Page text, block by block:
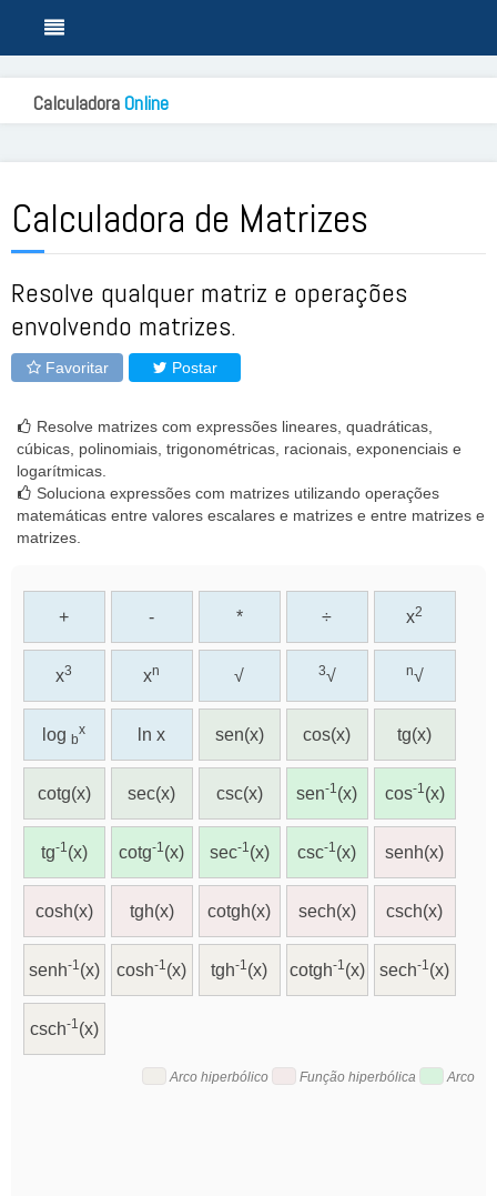
CalculadoraOnline
Calculadora de Matrizes
Resolve qualquer matriz e operações
envolvendo matrizes.
Favoritar Postar
Resolve matrizes com expressões lineares, quadráticas,
cúbicas, polinomiais, trigonométricas, racionais, exponenciais e
logarítmicas.
Soluciona expressões com matrizes utilizando operações
matemáticas entre valores escalares e matrizes e entre matrizes e
matrizes.
+ - * ÷ x2
x3 xn √ 3√ n√
log b
x ln x sen(x) cos(x) tg(x)
cotg(x) sec(x) csc(x) sen-1(x) cos-1(x)
tg-1(x) cotg-1(x) sec-1(x) csc-1(x) senh(x)
cosh(x) tgh(x) cotgh(x) sech(x) csch(x)
senh-1(x) cosh-1(x) tgh-1(x) cotgh-1(x) sech-1(x)
csch-1(x)
Arco hiperbólico Função hiperbólica Arco